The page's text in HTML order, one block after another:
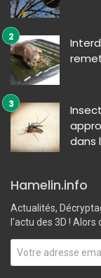
dans
Hamelin.info
Actualités,
l'actu des 3D !